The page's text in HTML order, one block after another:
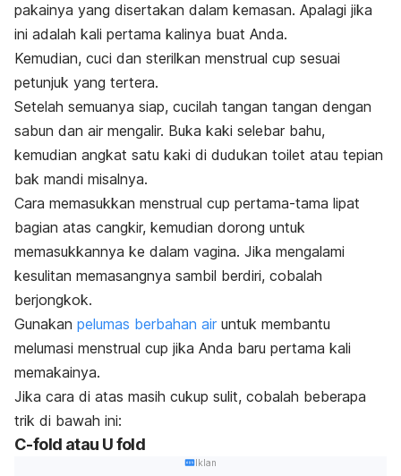
pakainya yang disertakan dalam kemasan. Apalagi jika
ini adalah kali pertama kalinya buat Anda.
Kemudian, cuci dan sterilkan menstrual cup sesuai
petunjuk yang tertera.
Setelah semuanya siap, cucilah tangan tangan dengan
sabun dan air mengalir. Buka kaki selebar bahu,
kemudian angkat satu kaki di dudukan toilet atau tepian
bak mandi misalnya.
Cara memasukkan menstrual cup pertama-tama lipat
bagian atas cangkir, kemudian dorong untuk
memasukkannya ke dalam vagina. Jika mengalami
kesulitan memasangnya sambil berdiri, cobalah
berjongkok.
Gunakan pelumas berbahan air untuk membantu
melumasi menstrual cup jika Anda baru pertama kali
memakainya.
Jika cara di atas masih cukup sulit, cobalah beberapa
trik di bawah ini:
C-fold atau U fold
Iklan